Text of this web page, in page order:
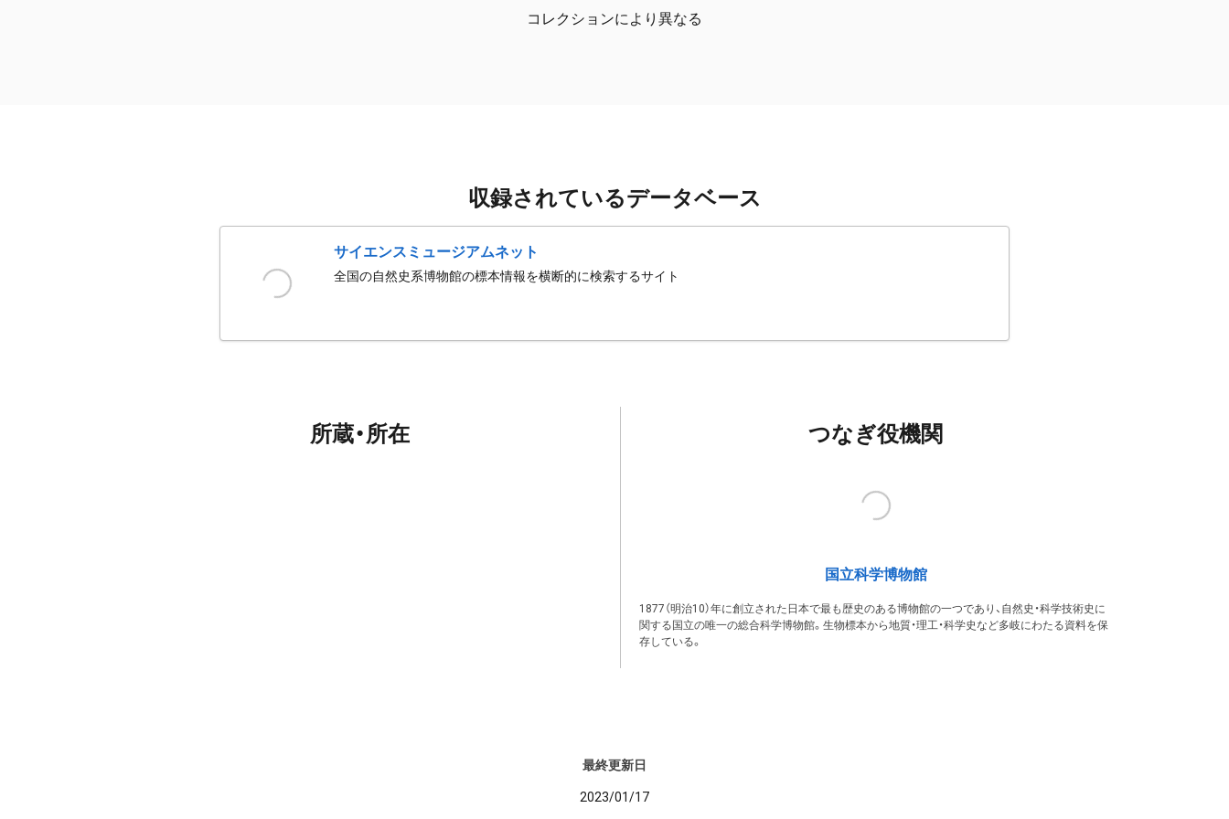
コレクションにより異なる
収録されているデータベース
サイエンスミュージアムネット
全国の自然史系博物館の標本情報を横断的に検索するサイト
所蔵・所在 つなぎ役機関
国立科学博物館
1877（明治10）年に創立された日本で最も歴史のある博物館の一つであり、自然史・科学技術史に
関する国立の唯一の総合科学博物館。生物標本から地質・理工・科学史など多岐にわたる資料を保
存している。
最終更新日
2023/01/17